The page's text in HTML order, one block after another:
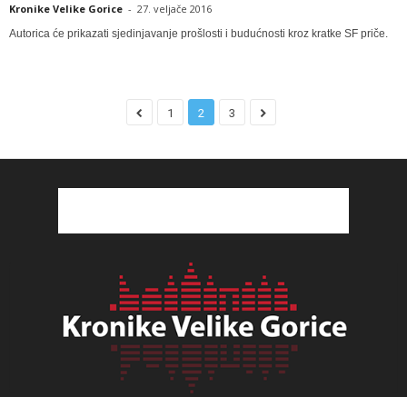
Kronike Velike Gorice - 27. veljače 2016
Autorica će prikazati sjedinjavanje prošlosti i budućnosti kroz kratke SF priče.
1 2 3